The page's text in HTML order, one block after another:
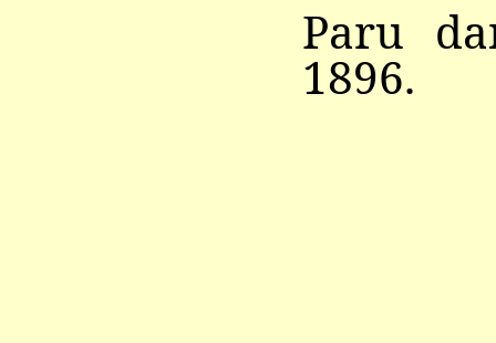
Paru
1896.